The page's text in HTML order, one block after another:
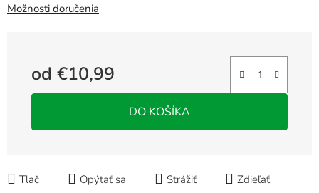
Možnosti doručenia
od €10,99
Jednotková cena:
DO KOŠÍKA
Tlač Opýtať sa Strážiť Zdieľať